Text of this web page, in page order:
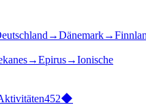
→Dänemark→
→Epirus→Ionische
452◆